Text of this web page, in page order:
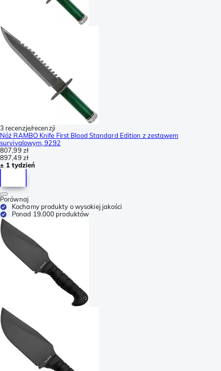
3 recenzje/recenzji
Nóż RAMBO Knife First Blood Standard Edition z zestawem
survivalowym, 9292
807,99 zł
897,49 zł
± 1 tydzień
Porównaj
Kochamy produkty o wysokiej jakości
Ponad 19.000 produktów